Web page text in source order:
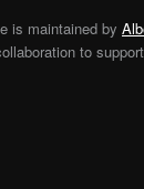
is maintained by
to